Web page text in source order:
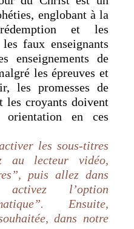
englobant à la
et les
faux enseignants
enseignements de
les épreuves et
les promesses de
les croyants doivent
en ces
les sous-titres
au lecteur vidéo,
puis allez dans
l’option
Ensuite,
dans notre